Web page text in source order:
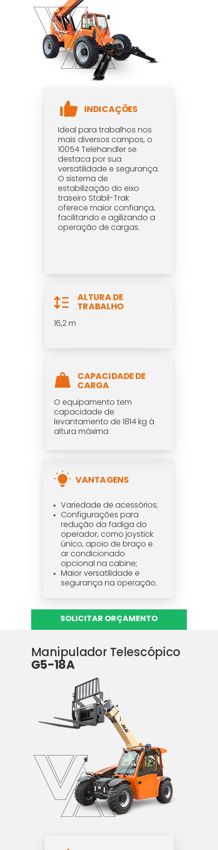
Manipulador Telescópico
G5-18A
INDICAÇÕES
Ideal para trabalhos nos
mais diversos campos, o
10054 Telehandler se
destaca por sua
versatilidade e segurança.
O sistema de
estabilização do eixo
traseiro Stabil-Trak
oferece maior confiança,
facilitando e agilizando a
operação de cargas.
VANTAGENS
Variedade de acessórios;
Configurações para
redução da fadiga do
operador, como joystick
único, apoio de braço e
ar condicionado
opcional na cabine;
Maior versatilidade e
segurança na operação.
ALTURA DE
TRABALHO
16,2 m
SOLICITAR ORÇAMENTO
CAPACIDADE DE
CARGA
O equipamento tem
capacidade de
levantamento de 1814 kg à
altura máxima